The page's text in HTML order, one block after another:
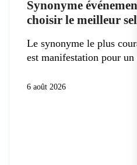
Synonyme
choisir le meilleur
Le synonyme le plus
est manifestation pour un
6 août 2026